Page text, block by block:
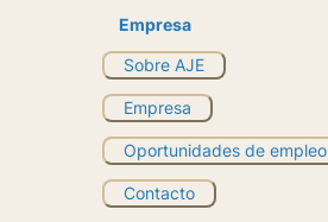
Empresa
Sobre AJE
Empresa
Oportunidades de empleo
Contacto